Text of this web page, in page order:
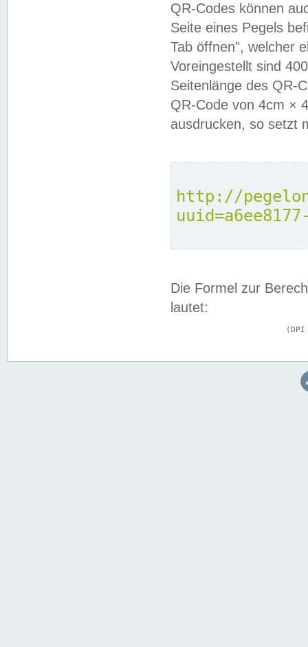
QR-Codes können
Seite eines Pegels
Tab öffnen", welcher
Voreingestellt sind
Seitenlänge des QR-
QR-Code von 4cm ×
ausdrucken, so setzt
http://
Die Formel zur
lautet: